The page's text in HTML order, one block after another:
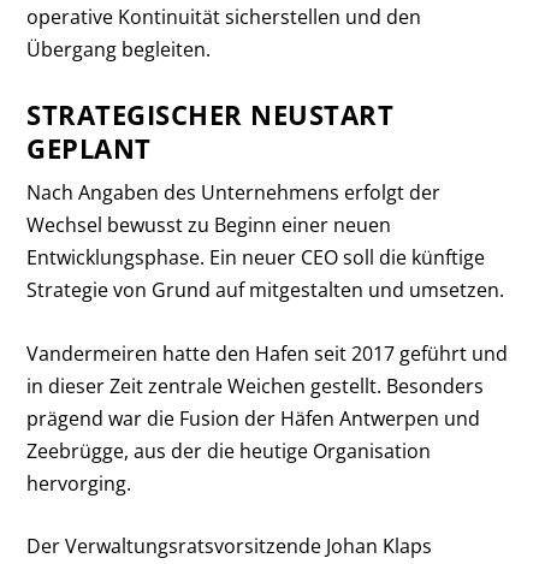
operative Kontinuität sicherstellen und den
Übergang begleiten.
STRATEGISCHER NEUSTART
GEPLANT
Nach Angaben des Unternehmens erfolgt der
Wechsel bewusst zu Beginn einer neuen
Entwicklungsphase. Ein neuer CEO soll die künftige
Strategie von Grund auf mitgestalten und umsetzen.
Vandermeiren hatte den Hafen seit 2017 geführt und
in dieser Zeit zentrale Weichen gestellt. Besonders
prägend war die Fusion der Häfen Antwerpen und
Zeebrügge, aus der die heutige Organisation
hervorging.
Der Verwaltungsratsvorsitzende Johan Klaps